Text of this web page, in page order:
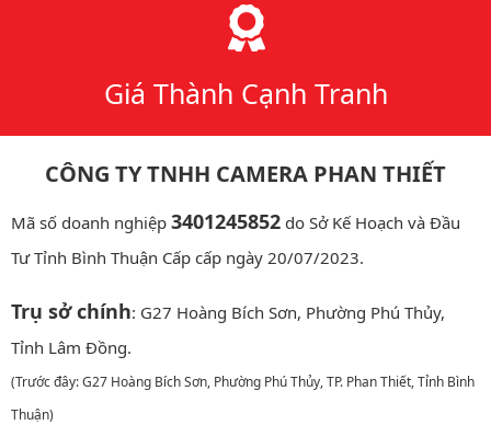
Giá Thành Cạnh Tranh
CÔNG TY TNHH CAMERA PHAN THIẾT
Mã số doanh nghiệp 3401245852 do Sở Kế Hoạch và Đầu
Tư Tỉnh Bình Thuận Cấp cấp ngày 20/07/2023.
Trụ sở chính: G27 Hoàng Bích Sơn, Phường Phú Thủy,
Tỉnh Lâm Đồng.
(Trước đây: G27 Hoàng Bích Sơn, Phường Phú Thủy, TP. Phan Thiết, Tỉnh Bình
Thuận)